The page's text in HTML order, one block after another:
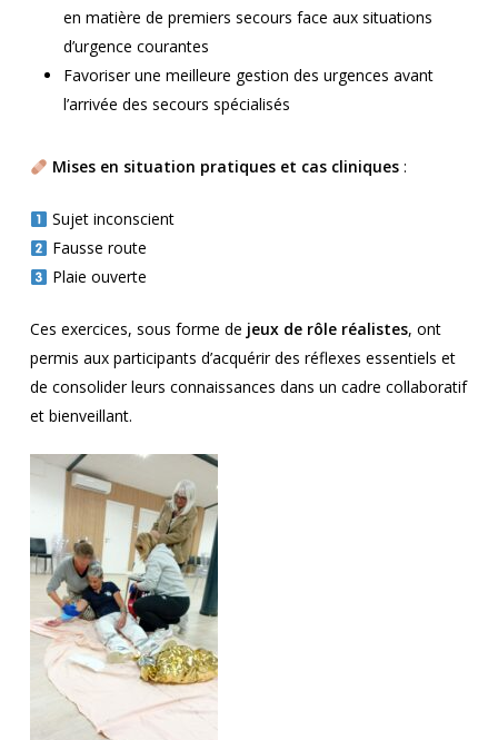
en matière de premiers secours face aux situations
d’urgence courantes
Favoriser une meilleure gestion des urgences avant
l’arrivée des secours spécialisés
Mises en situation pratiques et cas cliniques:
Sujet inconscient
Fausse route
Plaie ouverte
Ces exercices, sous forme de jeux de rôle réalistes, ont
permis aux participants d’acquérir des réflexes essentiels et
de consolider leurs connaissances dans un cadre collaboratif
et bienveillant.